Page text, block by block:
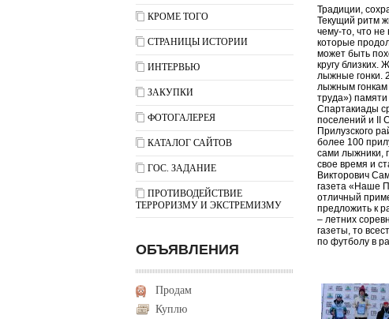
КРОМЕ ТОГО
СТРАНИЦЫ ИСТОРИИ
ИНТЕРВЬЮ
ЗАКУПКИ
ФОТОГАЛЕРЕЯ
КАТАЛОГ САЙТОВ
ГОС. ЗАДАНИЕ
ПРОТИВОДЕЙСТВИЕ
ТЕРРОРИЗМУ И ЭКСТРЕМИЗМУ
ОБЪЯВЛЕНИЯ
Продам
Куплю
Традиции,
Текущий ритм
чему-то, что
которые
может быть
кругу
лыжные гонки.
лыжным
труда»)
Спартакиады
поселений и II
Прилузского
более 100
сами лыжники,
свое время и
Викторович
газета «Наше
отличный
предложить к
– летних
газеты, то
по футболу в